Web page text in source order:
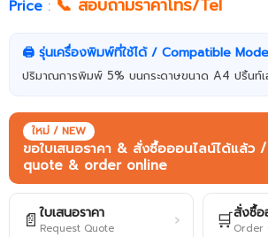
Price : 📞 สอบถามราคาโทร/Tel
🖨️ รุ่นเครื่องพิมพ์ที่ใช้ได้ / Compatible
ปริมาณการพิมพ์ 5% บนกระดาษขนาด A4 ปริ้นท์
ใหม่ / NEW
ขอใบเสนอราคา & สั่งซื้อออนไลน์ได้แล้ว
quote & order online
📄 ใบเสนอราคา
Request Quote › 🛒สั่งซื้อ
Order